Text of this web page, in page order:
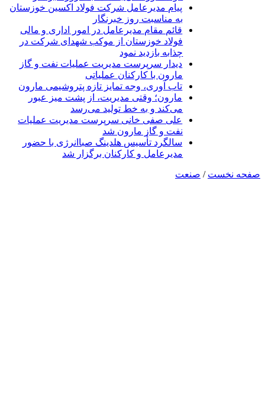
پیام مدیرعامل شرکت فولاد اکسین خوزستان
به مناسبت روز خبرنگار
قائم مقام مدیرعامل در امور اداری و مالی
فولاد خوزستان از موکب شهدای شرکت در
چذابه بازدید نمود
دیدار سرپرست مدیریت عملیات نفت و گاز
مارون با کارکنان عملیاتی
تاب آوری، وجه تمایز تازه پتروشیمی مارون
مارون؛ وقتی مدیریت، از پشت میز عبور
می‌کند و به خط تولید می‌رسد
علی صفی خانی سرپرست مدیریت عملیات
نفت و گاز مارون شد
سالگرد تأسیس هلدینگ صباانرژی با حضور
مدیرعامل و کارکنان برگزار شد
صفحه نخست / صنعت